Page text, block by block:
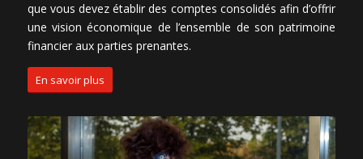
que vous devez établir des comptes consolidés afin d’offrir
une vision économique de l’ensemble de son patrimoine
financier aux parties prenantes.
En savoir plus